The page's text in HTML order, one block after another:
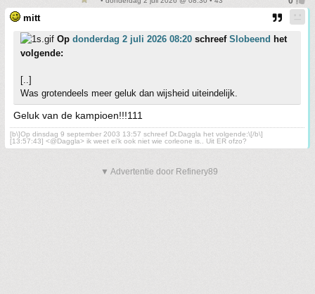
mitt
Op donderdag 2 juli 2026 08:20 schreef Slobeend het
volgende:
[..]
Was grotendeels meer geluk dan wijsheid uiteindelijk.
Geluk van de kampioen!!!111
[b\]Op dinsdag 9 september 2003 13:57 schreef Dr.Daggla het volgende:\[/b\]
[13:57:43] <@Daggla> ik weet ei'k ook niet wie corleone is.. Uit ER ofzo?
▼ Advertentie door Refinery89